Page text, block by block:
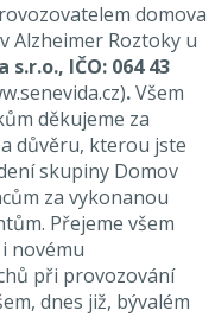
domova
Alzheimer Roztoky u
s.r.o., IČO: 064 43
).Všem
děkujeme za
důvěru, kterou jste
skupiny Domov
za vykonanou
Přejeme všem
novému
při provozování
dnes již, bývalém